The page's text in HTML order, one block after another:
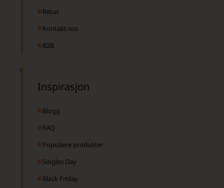
Retur
Kontakt oss
B2B
Inspirasjon
Blogg
FAQ
Populære produkter
Singles Day
Black Friday